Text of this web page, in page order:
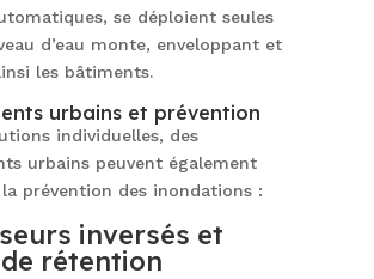
se déploient seules
d’eau monte, enveloppant et
les bâtiments.
urbains et prévention
individuelles, des
urbains peuvent également
prévention des inondations :
inversés et
rétention